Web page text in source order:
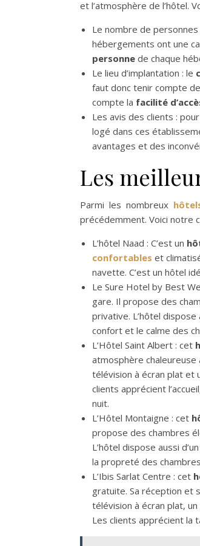
et l’atmosphère de l’hôtel.
Le nombre de
hébergements ont une
personne de chaque
Le lieu d’implantation : le
faut donc tenir compte
compte la facilité
Les avis des clients :
logé dans ces
avantages et des
Les
Parmi les nombreux
précédemment. Voici notre
L’hôtel Naad : C’est un
confortables et
navette. C’est un hôtel
Le Sure Hotel by Best
gare. Il propose des
privative. L’hôtel
confort et le calme des
L’Hôtel Saint Albert : cet
atmosphère chaleureuse
télévision à écran plat et
clients apprécient
nuit.
L’Hôtel Montaigne : cet
propose des chambres
L’hôtel dispose aussi
la propreté des
L’Ibis Sarlat Centre : cet
gratuite. Sa réception et
télévision à écran plat,
Les clients apprécient la